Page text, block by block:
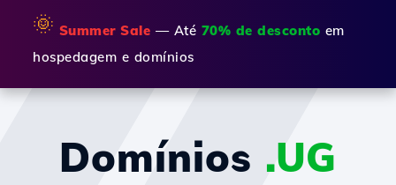
🌞 Summer Sale — Até 70% de desconto em
hospedagem e domínios
Domínios .UG